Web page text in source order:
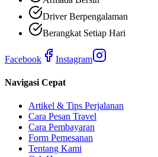
Driver Berpengalaman
Berangkat Setiap Hari
Facebook Instagram
Navigasi Cepat
Artikel & Tips Perjalanan
Cara Pesan Travel
Cara Pembayaran
Form Pemesanan
Tentang Kami